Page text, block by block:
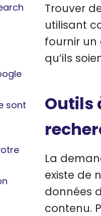
sont
Trouver
utilisant
fournir
qu’ils
Outils
La
existe de
données
contenu.